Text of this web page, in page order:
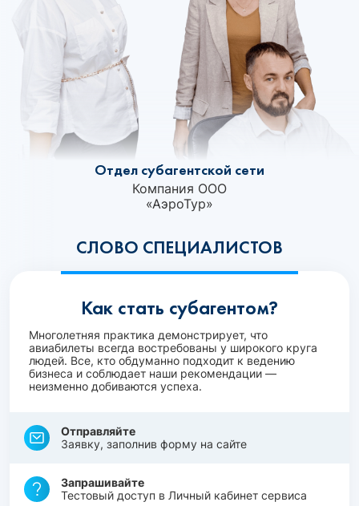
СЛОВО СПЕЦИАЛИСТОВ
Отдел субагентской сети
Компания ООО
«АэроТур»‎
Как стать субагентом?
Многолетняя практика демонстрирует, что
авиабилеты всегда востребованы у широкого круга
людей. Все, кто обдуманно подходит к ведению
бизнеса и соблюдает наши рекомендации —
неизменно добиваются успеха.
Отправляйте
Заявку, заполнив форму на сайте
Запрашивайте
Тестовый доступ в Личный кабинет сервиса